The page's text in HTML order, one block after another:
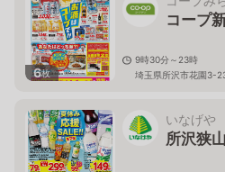
6枚
コープ
9時30分～23時
埼玉県所沢市花園3-
いなげや
所沢狭